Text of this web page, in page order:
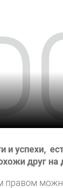
и успехи,
друг на
правом